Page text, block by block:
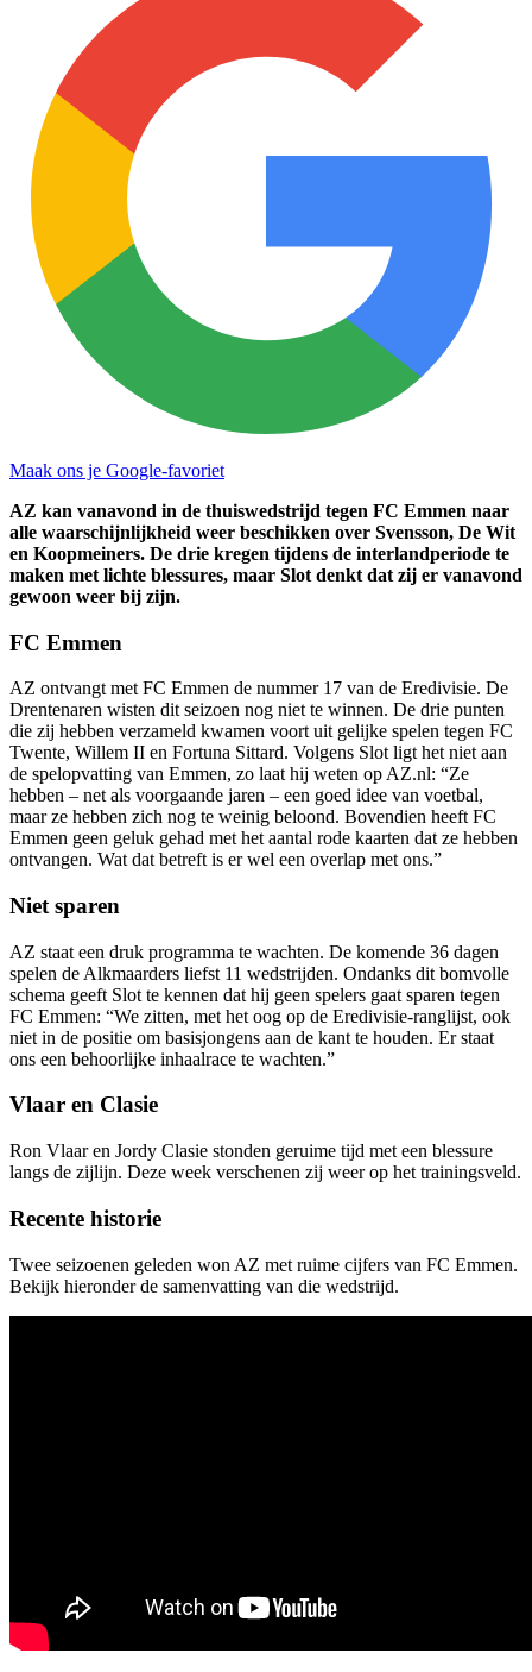
Maak ons je Google-favoriet
AZ kan vanavond in de thuiswedstrijd tegen FC Emmen naar
alle waarschijnlijkheid weer beschikken over Svensson, De Wit
en Koopmeiners. De drie kregen tijdens de interlandperiode te
maken met lichte blessures, maar Slot denkt dat zij er vanavond
gewoon weer bij zijn.
FC Emmen
AZ ontvangt met FC Emmen de nummer 17 van de Eredivisie. De
Drentenaren wisten dit seizoen nog niet te winnen. De drie punten
die zij hebben verzameld kwamen voort uit gelijke spelen tegen FC
Twente, Willem II en Fortuna Sittard. Volgens Slot ligt het niet aan
de spelopvatting van Emmen, zo laat hij weten op AZ.nl: “Ze
hebben – net als voorgaande jaren – een goed idee van voetbal,
maar ze hebben zich nog te weinig beloond. Bovendien heeft FC
Emmen geen geluk gehad met het aantal rode kaarten dat ze hebben
ontvangen. Wat dat betreft is er wel een overlap met ons.”
Niet sparen
AZ staat een druk programma te wachten. De komende 36 dagen
spelen de Alkmaarders liefst 11 wedstrijden. Ondanks dit bomvolle
schema geeft Slot te kennen dat hij geen spelers gaat sparen tegen
FC Emmen: “We zitten, met het oog op de Eredivisie-ranglijst, ook
niet in de positie om basisjongens aan de kant te houden. Er staat
ons een behoorlijke inhaalrace te wachten.”
Vlaar en Clasie
Ron Vlaar en Jordy Clasie stonden geruime tijd met een blessure
langs de zijlijn. Deze week verschenen zij weer op het trainingsveld.
Recente historie
Twee seizoenen geleden won AZ met ruime cijfers van FC Emmen.
Bekijk hieronder de samenvatting van die wedstrijd.